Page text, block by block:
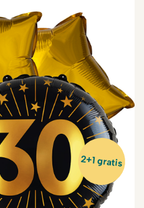
2+1 gratis